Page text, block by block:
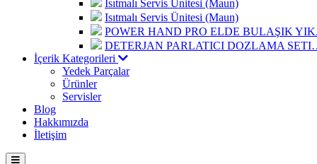
Isıtmalı Servis Ünitesi (Maun)
Isıtmalı Servis Ünitesi (Maun)
POWER HAND PRO ELDE BULAŞIK
DETERJAN PARLATICI DOZLAMA
İçerik Kategorileri
Yedek Parçalar
Ürünler
Servisler
Blog
Hakkımızda
İletişim